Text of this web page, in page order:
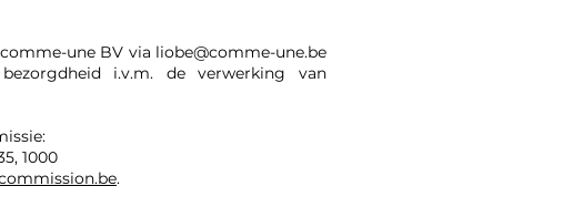
une BV via liobe@comme-une.be
i.v.m. de verwerking van
1000
.